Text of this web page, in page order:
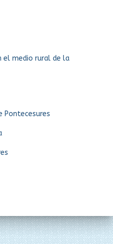
el medio rural de la
Pontecesures